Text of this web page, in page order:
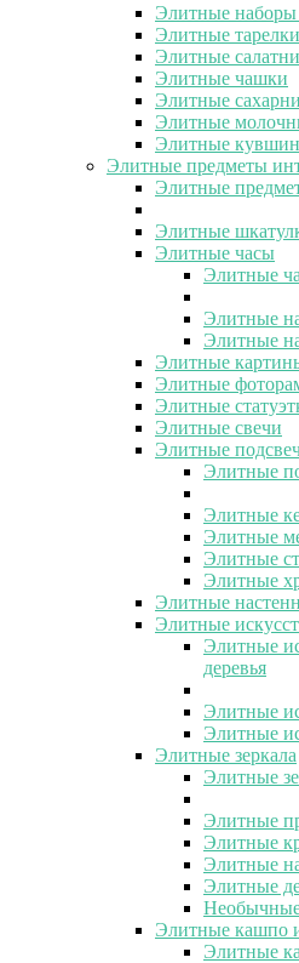
Элитные
Элитные тарелки
Элитные
Элитные чашки
Элитные
Элитные
Элитные
Элитные предметы
Элитные
Элитные
Элитные часы
Элитные
Элитные
Элитные
Элитные
Элитные
Элитные
Элитные свечи
Элитные
Элитные
Элитные
Элитные
Элитные
Элитные
Элитные
Элитные
Элитные
деревья
Элитные
Элитные
Элитные зеркала
Элитные
Элитные
Элитные
Элитные
Элитные
Необычные
Элитные кашпо
Элитные